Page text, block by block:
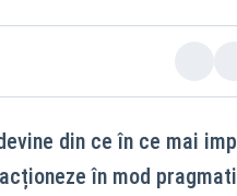
din ce în ce mai
în mod